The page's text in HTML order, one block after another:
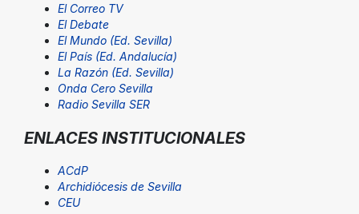
El Correo TV
El Debate
El Mundo (Ed. Sevilla)
El País (Ed. Andalucía)
La Razón (Ed. Sevilla)
Onda Cero Sevilla
Radio Sevilla SER
ENLACES INSTITUCIONALES
ACdP
Archidiócesis de Sevilla
CEU